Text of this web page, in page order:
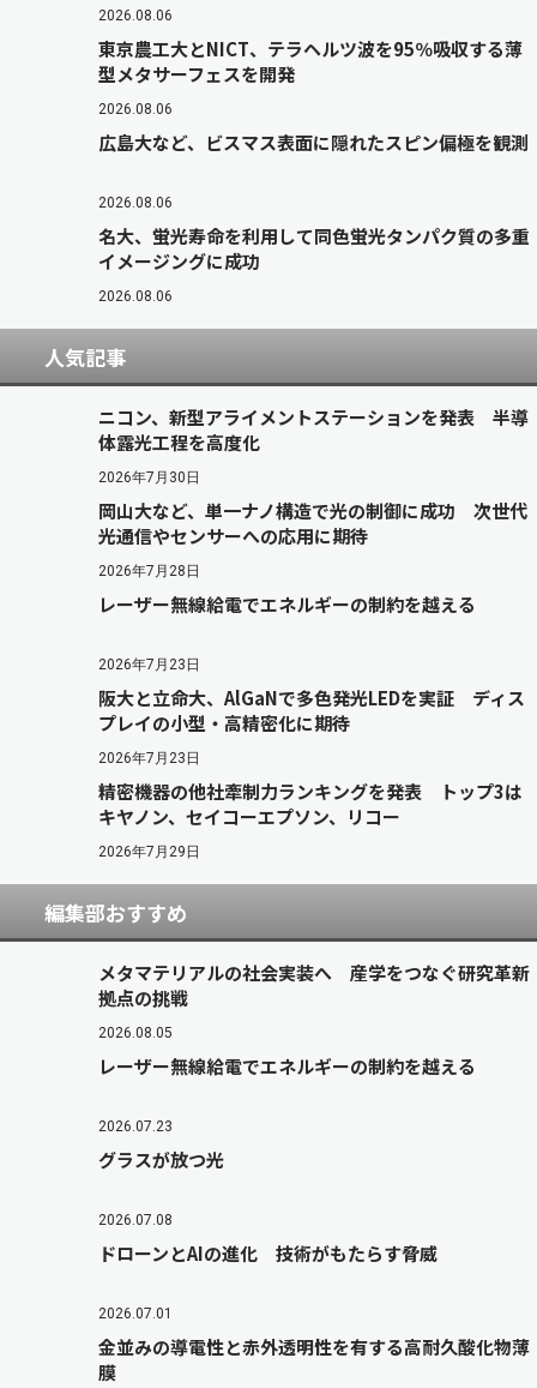
2026.08.06
東京農工大とNICT、テラヘルツ波を95％吸収する薄
型メタサーフェスを開発
2026.08.06
広島大など、ビスマス表面に隠れたスピン偏極を観測
2026.08.06
名大、蛍光寿命を利用して同色蛍光タンパク質の多重
イメージングに成功
2026.08.06
人気記事
ニコン、新型アライメントステーションを発表 半導
体露光工程を高度化
2026年7月30日
岡山大など、単一ナノ構造で光の制御に成功 次世代
光通信やセンサーへの応用に期待
2026年7月28日
レーザー無線給電でエネルギーの制約を越える
2026年7月23日
阪大と立命大、AlGaNで多色発光LEDを実証 ディス
プレイの小型・高精密化に期待
2026年7月23日
精密機器の他社牽制力ランキングを発表 トップ3は
キヤノン、セイコーエプソン、リコー
2026年7月29日
編集部おすすめ
メタマテリアルの社会実装へ 産学をつなぐ研究革新
拠点の挑戦
2026.08.05
レーザー無線給電でエネルギーの制約を越える
2026.07.23
グラスが放つ光
2026.07.08
ドローンとAIの進化 技術がもたらす脅威
2026.07.01
金並みの導電性と赤外透明性を有する高耐久酸化物薄
膜